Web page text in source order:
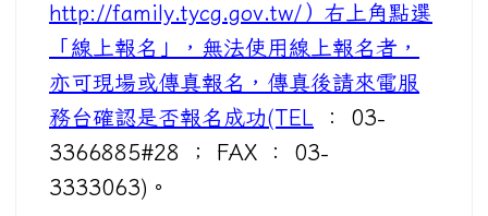
http://family.tycg.gov.tw/）右上角點選
「線上報名」，無法使用線上報名者，
亦可現場或傳真報名，傳真後請來電服
務台確認是否報名成功(TEL
： 03-
3366885#28 ； FAX ： 03-
3333063)。